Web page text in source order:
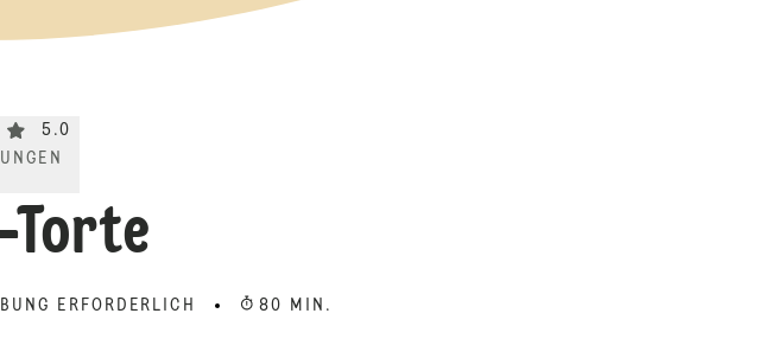
rating 5.0. Click to rate.
5.0
ERFORDERLICH 80 MIN.